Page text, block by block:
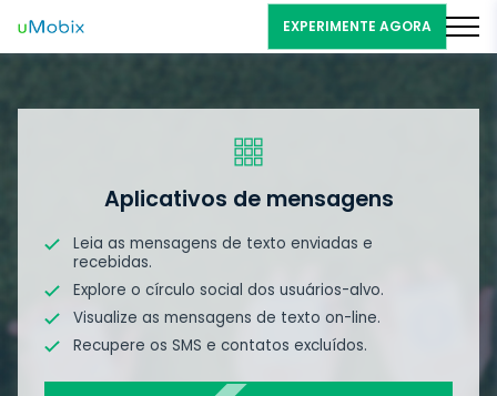
EXPERIMENTE AGORA
Aplicativos de mensagens
Leia as mensagens de texto enviadas e
recebidas.
Explore o círculo social dos usuários-alvo.
Visualize as mensagens de texto on-line.
Recupere os SMS e contatos excluídos.